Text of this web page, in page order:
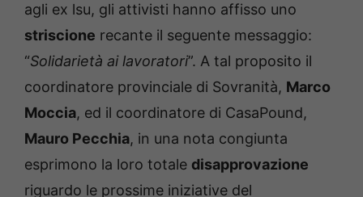
agli ex lsu, gli attivisti hanno affisso uno
striscione recante il seguente messaggio:
“Solidarietà ai lavoratori”. A tal proposito il
coordinatore provinciale di Sovranità, Marco
Moccia, ed il coordinatore di CasaPound,
Mauro Pecchia, in una nota congiunta
esprimono la loro totale disapprovazione
riguardo le prossime iniziative del